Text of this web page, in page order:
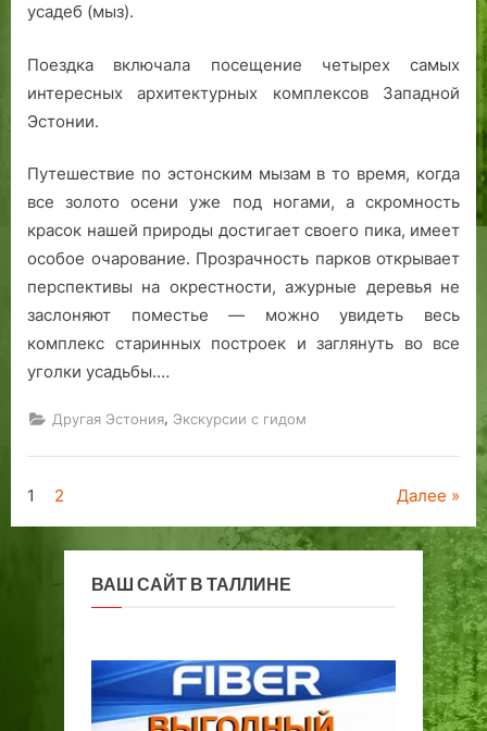
усадеб (мыз).
Поездка включала посещение четырех самых
интересных архитектурных комплексов Западной
Эстонии.
Путешествие по эстонским мызам в то время, когда
все золото осени уже под ногами, а скромность
красок нашей природы достигает своего пика, имеет
особое очарование. Прозрачность парков открывает
перспективы на окрестности, ажурные деревья не
заслоняют поместье — можно увидеть весь
комплекс старинных построек и заглянуть во все
уголки усадьбы.…
Другая Эстония, Экскурсии с гидом
Пагинация
записей
1 2 Далее
ВАШ САЙТ В ТАЛЛИНЕ